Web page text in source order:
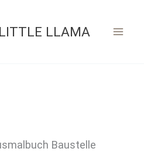
LLAMA
Baustelle